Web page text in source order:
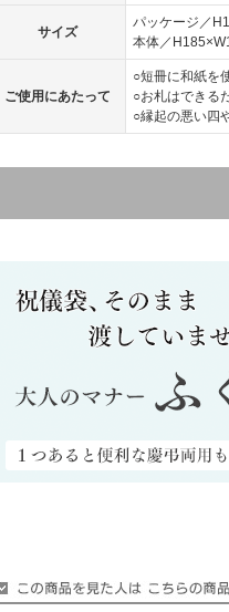
サイズ
パッケージ／
本体／
ご使用にあたって
○短冊に和紙を
○お札はできる
○縁起の悪い四